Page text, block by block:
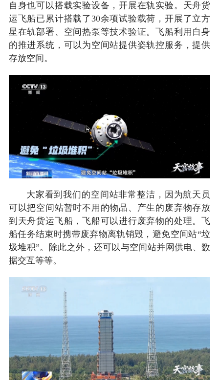
自身也可以搭载实验设备，开展在轨实验。天舟货
运飞船已累计搭载了30余项试验载荷，开展了立方
星在轨部署、空间热泵等技术验证。飞船利用自身
的推进系统，可以为空间站提供姿轨控服务，提供
存放空间。
大家看到我们的空间站非常整洁，因为航天员
可以把空间站暂时不用的物品、产生的废弃物存放
到天舟货运飞船，飞船可以进行废弃物的处理。飞
船任务结束时携带废弃物离轨销毁，避免空间站“垃
圾堆积”。除此之外，还可以与空间站并网供电、数
据交互等等。